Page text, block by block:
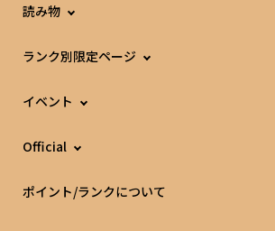
読み物
ランク別限定ページ
イベント
Official
ポイント/ランクについて